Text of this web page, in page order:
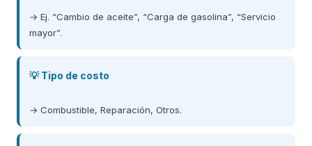
→ Ej. “Cambio de aceite”, “Carga de gasolina”, “Servicio
mayor”.
💡 Tipo de costo
→ Combustible, Reparación, Otros.